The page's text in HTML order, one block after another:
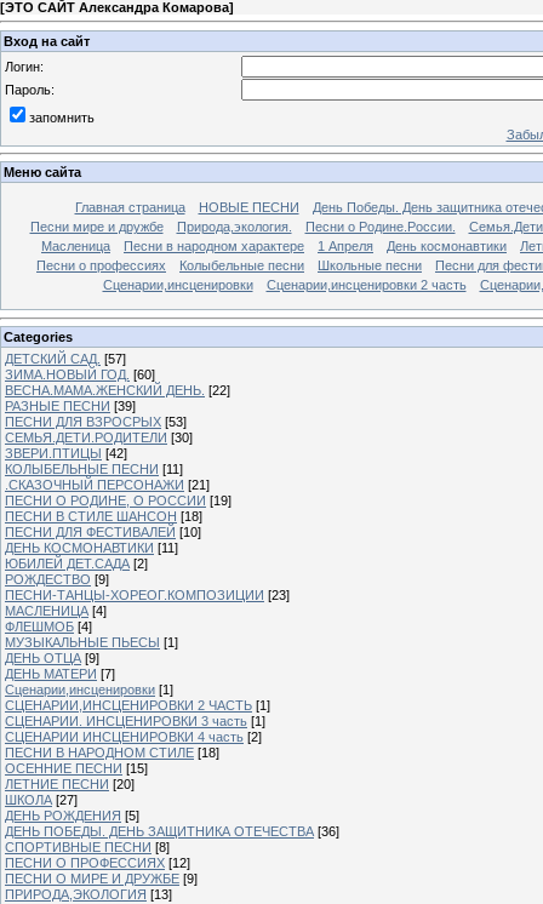
[ЭТО САЙТ Александра Комарова]
Вход на сайт
Логин:
Пароль:
запомнить
Меню сайта
Главная страница НОВЫЕ ПЕСНИ
День Победы. День защитника
Песни мире и дружбе
Природа,экология. Песни о Родине.России.
Масленица
Песни в народном характере 1 Апреля День космонавтики
Песни о профессиях
Колыбельные песни Школьные песни
Песни для
Сценарии,инсценировки
Сценарии,инсценировки 2 часть
Categories
ДЕТСКИЙ САД. [57]
ЗИМА.НОВЫЙ ГОД. [60]
ВЕСНА.МАМА.ЖЕНСКИЙ ДЕНЬ. [22]
РАЗНЫЕ ПЕСНИ [39]
ПЕСНИ ДЛЯ ВЗРОСРЫХ [53]
СЕМЬЯ.ДЕТИ.РОДИТЕЛИ [30]
ЗВЕРИ.ПТИЦЫ [42]
КОЛЫБЕЛЬНЫЕ ПЕСНИ [11]
.СКАЗОЧНЫЙ ПЕРСОНАЖИ [21]
ПЕСНИ О РОДИНЕ, О РОССИИ [19]
ПЕСНИ В СТИЛЕ ШАНСОН [18]
ПЕСНИ ДЛЯ ФЕСТИВАЛЕЙ [10]
ДЕНЬ КОСМОНАВТИКИ [11]
ЮБИЛЕЙ ДЕТ.САДА [2]
РОЖДЕСТВО [9]
ПЕСНИ-ТАНЦЫ-ХОРЕОГ.КОМПОЗИЦИИ [23]
МАСЛЕНИЦА [4]
ФЛЕШМОБ [4]
МУЗЫКАЛЬНЫЕ ПЬЕСЫ [1]
ДЕНЬ ОТЦА [9]
ДЕНЬ МАТЕРИ [7]
Сценарии,инсценировки [1]
СЦЕНАРИИ,ИНСЦЕНИРОВКИ 2 ЧАСТЬ [1]
СЦЕНАРИИ. ИНСЦЕНИРОВКИ 3 часть [1]
СЦЕНАРИИ ИНСЦЕНИРОВКИ 4 часть [2]
ПЕСНИ В НАРОДНОМ СТИЛЕ [18]
ОСЕННИЕ ПЕСНИ [15]
ЛЕТНИЕ ПЕСНИ [20]
ШКОЛА [27]
ДЕНЬ РОЖДЕНИЯ [5]
ДЕНЬ ПОБЕДЫ. ДЕНЬ ЗАЩИТНИКА ОТЕЧЕСТВА [36]
СПОРТИВНЫЕ ПЕСНИ [8]
ПЕСНИ О ПРОФЕССИЯХ [12]
ПЕСНИ О МИРЕ И ДРУЖБЕ [9]
ПРИРОДА,ЭКОЛОГИЯ [13]